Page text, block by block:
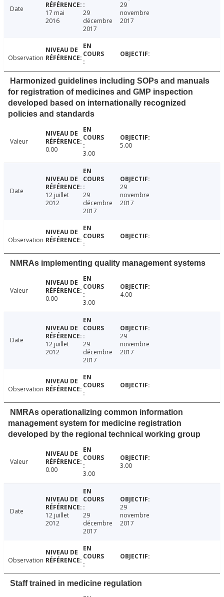
Date
17 mai
2016
29
décembre
2017
29
novembre
2017
Observation
Harmonized guidelines including SOPs and manuals
for registration of medicines and GMP inspection
developed based on internationally recognized
policies and standards
Valeur
0.00
3.00
5.00
Date
12 juillet
2012
29
décembre
2017
29
novembre
2017
Observation
NMRAs implementing quality management systems
Valeur
0.00
3.00
4.00
Date
12 juillet
2012
29
décembre
2017
29
novembre
2017
Observation
NMRAs operationalizing common information
management system for medicine registration
developed by the regional technical working group
Valeur
0.00
3.00
3.00
Date
12 juillet
2012
29
décembre
2017
29
novembre
2017
Observation
Staff trained in medicine regulation